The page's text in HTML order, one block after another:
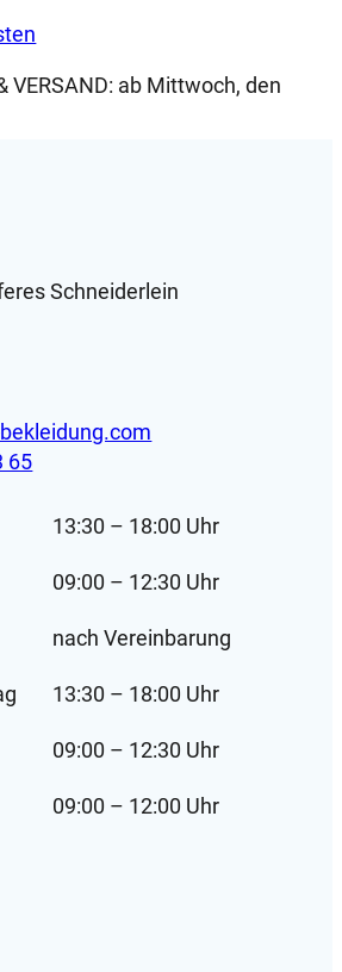
VERSAND: ab Mittwoch, den
Schneiderlein
65
13:30 – 18:00 Uhr
09:00 – 12:30 Uhr
nach Vereinbarung
13:30 – 18:00 Uhr
09:00 – 12:30 Uhr
09:00 – 12:00 Uhr